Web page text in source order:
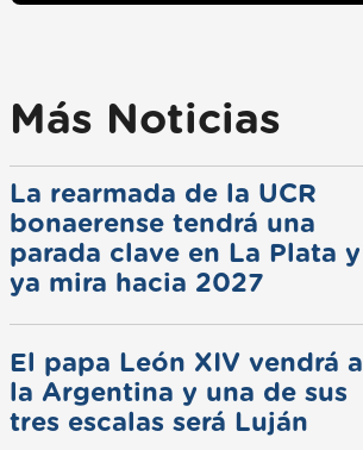
Más Noticias
La rearmada de la UCR
bonaerense tendrá una
parada clave en La Plata y
ya mira hacia 2027
El papa León XIV vendrá a
la Argentina y una de sus
tres escalas será Luján